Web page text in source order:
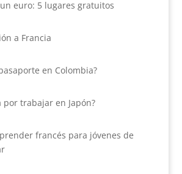
euro: 5 lugares gratuitos
a Francia
en Colombia?
por trabajar en Japón?
francés para jóvenes de